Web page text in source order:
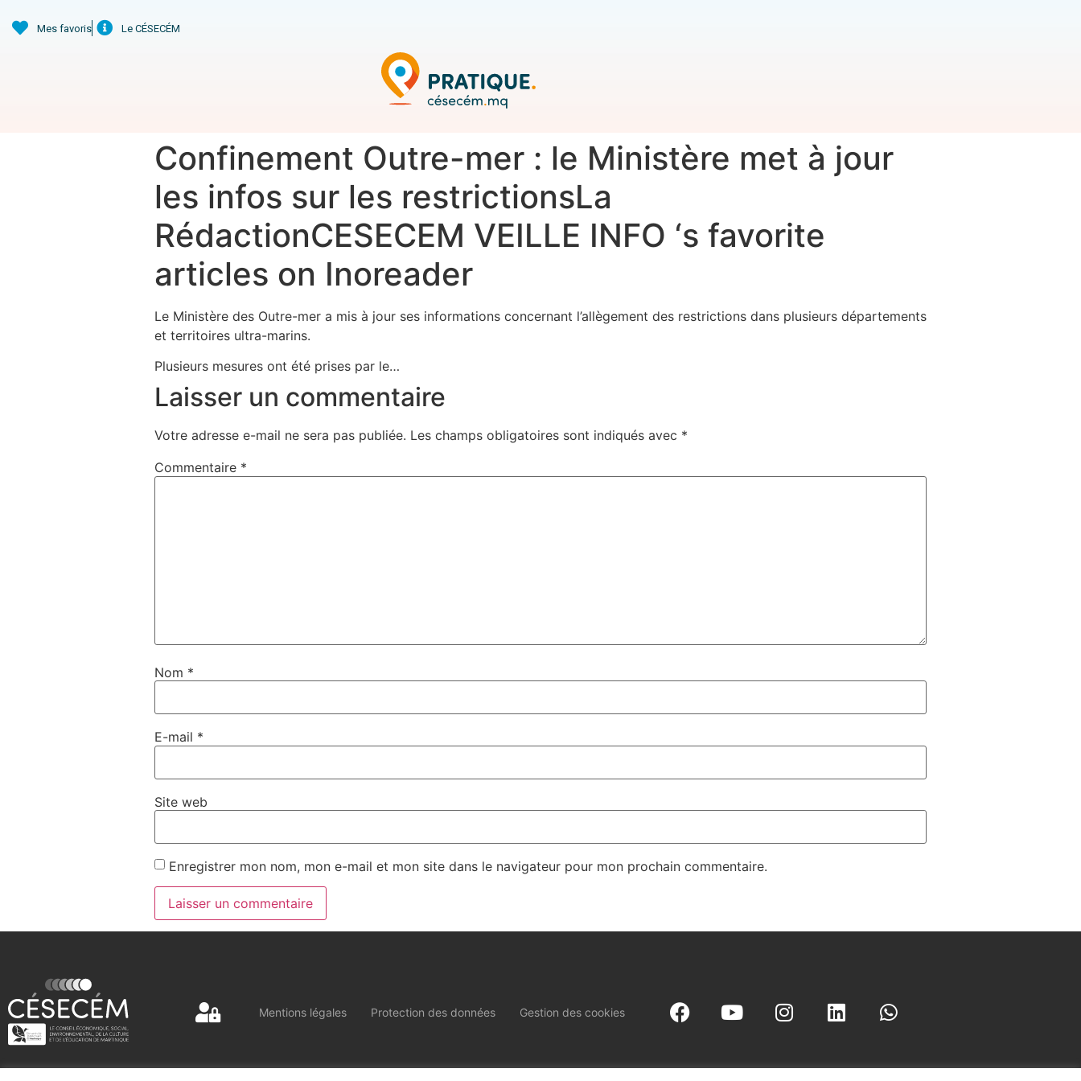
Mes favoris Le CÉSECÉM
Confinement Outre-mer : le Ministère met à jour
les infos sur les restrictionsLa
RédactionCESECEM VEILLE INFO ‘s favorite
articles on Inoreader
Le Ministère des Outre-mer a mis à jour ses informations concernant l’allègement des restrictions dans plusieurs départements
et territoires ultra-marins.
Plusieurs mesures ont été prises par le…
Laisser un commentaire
Votre adresse e-mail ne sera pas publiée. Les champs obligatoires sont indiqués avec *
Commentaire *
Nom *
E-mail *
Site web
Enregistrer mon nom, mon e-mail et mon site dans le navigateur pour mon prochain commentaire.
Mentions légales Protection des données Gestion des cookies